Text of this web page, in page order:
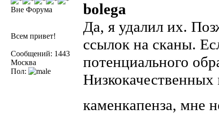
Вне Форума
Всем привет!
Сообщений: 1443
Москва
Пол:
bolega
Да, я удалил их.
ссылок на сканы.
потенциального
Низкокачественных
каменкапенза, мне